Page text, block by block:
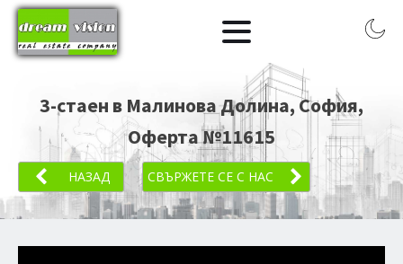
3-стаен в Малинова Долина, София,
Оферта №11615
НАЗАД СВЪРЖЕТЕ СЕ С НАС